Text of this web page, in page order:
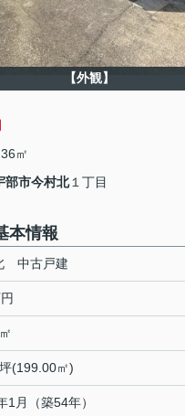
【外観】
㎡
部市今村北１丁目
本情報
中古戸建
(199.00㎡)
1月（築54年）